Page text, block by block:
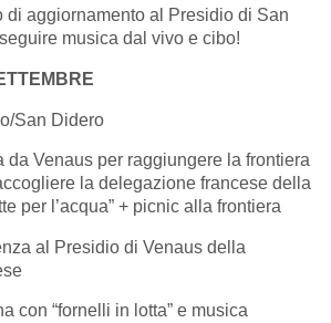
di aggiornamento al Presidio di San
musica dal vivo e cibo!
San Didero
da Venaus per raggiungere la frontiera
la delegazione francese della
per l’acqua” + picnic alla frontiera
al Presidio di Venaus della
con “fornelli in lotta” e musica